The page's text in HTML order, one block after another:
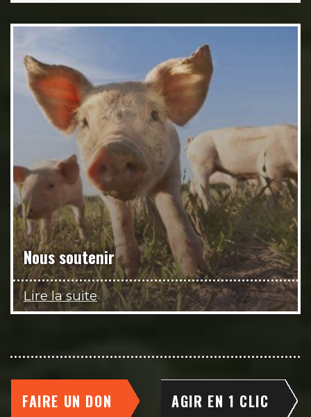
Nous soutenir
Lire la suite
FAIRE UN DON AGIR EN 1 CLIC